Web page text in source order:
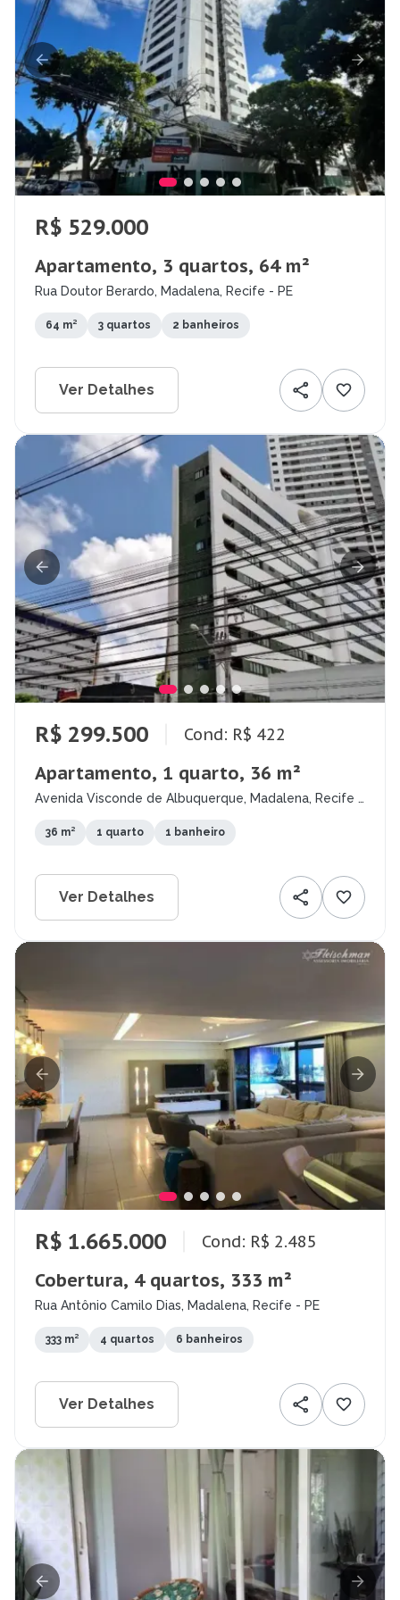
R$ 529.000
Apartamento, 3 quartos, 64 m²
Rua Doutor Berardo, Madalena, Recife - PE
64 m² 3 quartos 2 banheiros
Ver Detalhes
R$ 299.500 Cond: R$ 422
Apartamento, 1 quarto, 36 m²
Avenida Visconde de Albuquerque, Madalena, Recife -
36 m² 1 quarto 1 banheiro
Ver Detalhes
R$ 1.665.000 Cond: R$ 2.485
Cobertura, 4 quartos, 333 m²
Rua Antônio Camilo Dias, Madalena, Recife - PE
333 m² 4 quartos 6 banheiros
Ver Detalhes